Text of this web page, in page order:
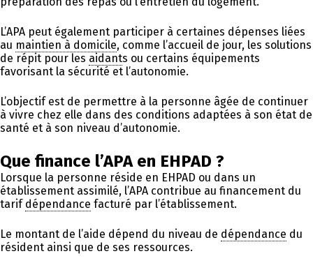
L’APA peut également participer à certaines dépenses liées
au maintien à domicile, comme l’accueil de jour, les solutions
de répit pour les aidants ou certains équipements
favorisant la sécurité et l’autonomie.
L’objectif est de permettre à la personne âgée de continuer
à vivre chez elle dans des conditions adaptées à son état de
santé et à son niveau d’autonomie.
Que finance l’APA en EHPAD ?
Lorsque la personne réside en EHPAD ou dans un
établissement assimilé, l’APA contribue au financement du
tarif dépendance facturé par l’établissement.
Le montant de l’aide dépend du niveau de dépendance du
résident ainsi que de ses ressources.